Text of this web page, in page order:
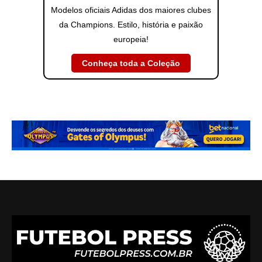
Modelos oficiais Adidas dos maiores clubes
da Champions. Estilo, história e paixão
europeia!
Conheça toda a Coleção